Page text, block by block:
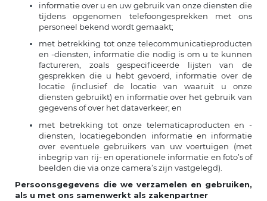
informatie over u en uw gebruik van onze diensten die
tijdens opgenomen telefoongesprekken met ons
personeel bekend wordt gemaakt;
met betrekking tot onze telecommunicatieproducten
en -diensten, informatie die nodig is om u te kunnen
factureren, zoals gespecificeerde lijsten van de
gesprekken die u hebt gevoerd, informatie over de
locatie (inclusief de locatie van waaruit u onze
diensten gebruikt) en informatie over het gebruik van
gegevens of over het dataverkeer; en
met betrekking tot onze telematicaproducten en -
diensten, locatiegebonden informatie en informatie
over eventuele gebruikers van uw voertuigen (met
inbegrip van rij- en operationele informatie en foto’s of
beelden die via onze camera’s zijn vastgelegd).
Persoonsgegevens die we verzamelen en gebruiken,
als u met ons samenwerkt als zakenpartner